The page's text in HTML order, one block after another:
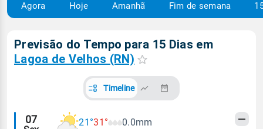
Agora Hoje Amanhã Fim de semana
Previsão do Tempo para 15 Dias em
Lagoa de Velhos (RN)
Timeline
Alertas
07 21°31° 0.0mm